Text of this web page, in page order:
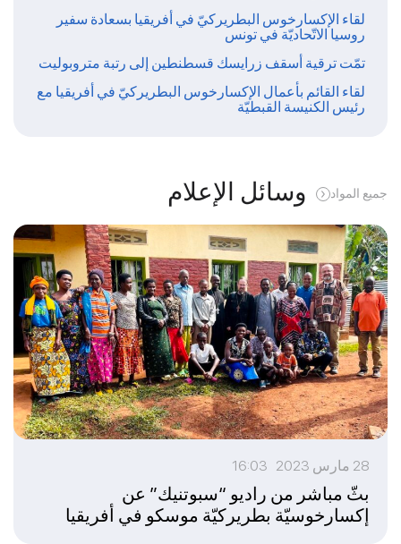
لقاء الإكسارخوس البطريركيّ في أفريقيا بسعادة سفير
روسيا الاتّحاديّة في تونس
تمّت ترقية أسقف زرايسك قسطنطين إلى رتبة متروبوليت
لقاء القائم بأعمال الإكسارخوس البطريركيّ في أفريقيا مع
رئيس الكنيسة القبطيّة
وسائل الإعلام جميع المواد
28 مارس 2023 16:03
بثّ مباشر من راديو “سبوتنيك” عن
إكسارخوسيّة بطريركيّة موسكو في أفريقيا